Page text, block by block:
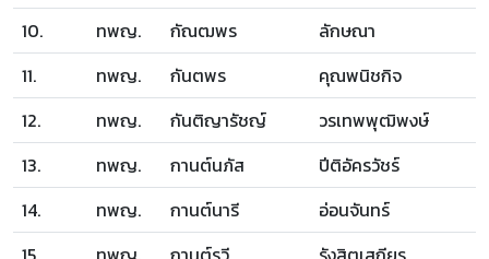
10.
ทพญ. กัณฒพร
ลักษณา
11.
ทพญ. กันตพร
คุณพนิชกิจ
12.
ทพญ. กันติญารัชญ์
วรเทพพุฒิพงษ์
13.
ทพญ. กานต์นภัส
ปีติอัครวัชร์
14.
ทพญ. กานต์นารี
อ่อนจันทร์